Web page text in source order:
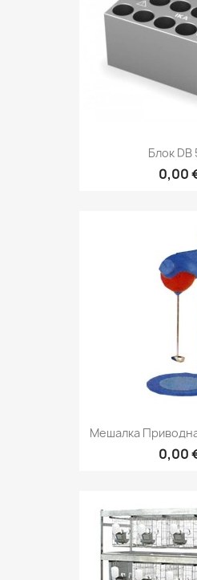
Блок DB
0,00
Мешалка
0,00